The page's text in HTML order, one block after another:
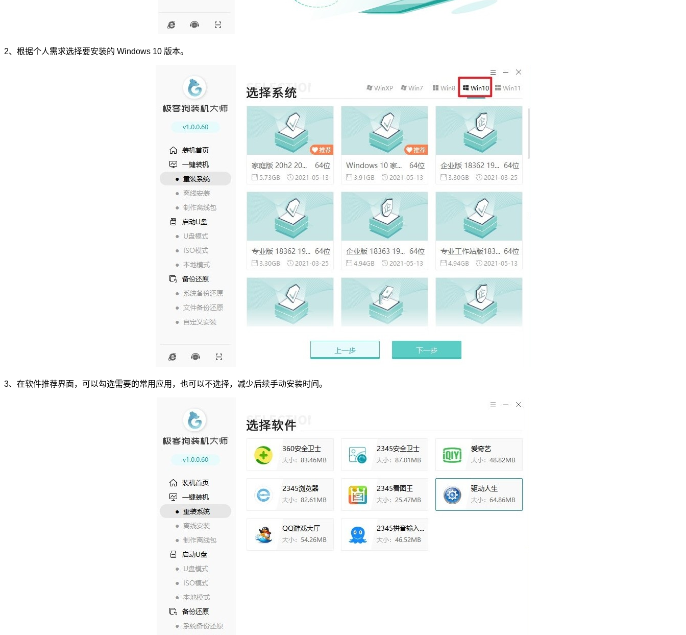
2、根据个人需求选择要安装的 Windows 10 版本。
3、在软件推荐界面，可以勾选需要的常用应用，也可以不选择，减少后续手动安装时间。